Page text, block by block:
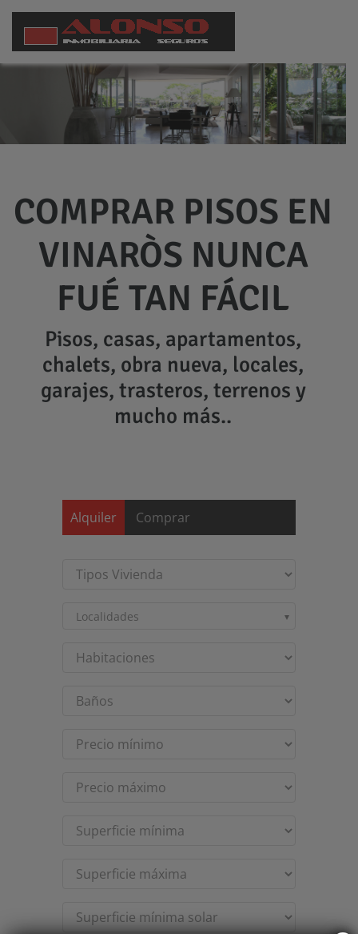
COMPRAR PISOS EN
VINARÒS NUNCA
FUÉ TAN FÁCIL
Pisos, casas, apartamentos,
chalets, obra nueva, locales,
garajes, trasteros, terrenos y
mucho más..
Alquiler
Comprar
Localidades